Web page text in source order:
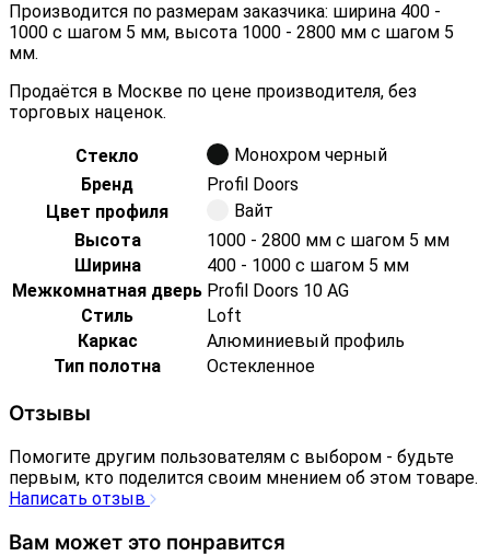
Производится по размерам заказчика: ширина 400 -
1000 с шагом 5 мм, высота 1000 - 2800 мм с шагом 5
мм.
Продаётся в Москве по цене производителя, без
торговых наценок.
Стекло
Монохром черный
Бренд
Profil Doors
Цвет профиля
Вайт
Высота
1000 - 2800 мм с шагом 5 мм
Ширина
400 - 1000 с шагом 5 мм
Межкомнатная дверь Profil Doors 10 AG
Стиль
Loft
Каркас
Алюминиевый профиль
Тип полотна
Остекленное
Отзывы
Помогите другим пользователям с выбором - будьте
первым, кто поделится своим мнением об этом товаре.
Написать отзыв
Вам может это понравится